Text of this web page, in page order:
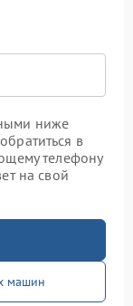
ниже
в
телефону
на свой
машин